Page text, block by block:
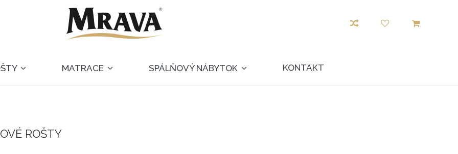
MATRACE SPÁLŇOVÝ NÁBYTOK KONTAKT
ROŠTY